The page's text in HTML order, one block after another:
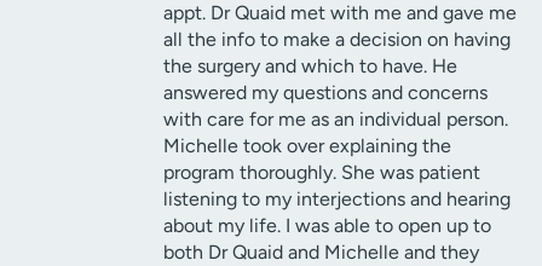
appt. Dr Quaid met with me and gave me
all the info to make a decision on having
the surgery and which to have. He
answered my questions and concerns
with care for me as an individual person.
Michelle took over explaining the
program thoroughly. She was patient
listening to my interjections and hearing
about my life. I was able to open up to
both Dr Quaid and Michelle and they